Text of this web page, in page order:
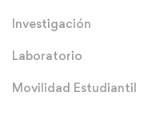
Investigación
Laboratorio
Movilidad Estudiantil